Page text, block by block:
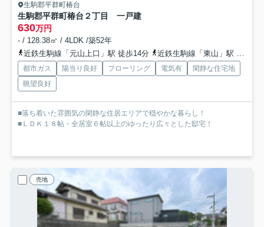
生駒郡平群町椿台
生駒郡平群町椿台２丁目 一戸建
630万円
- / 128.38㎡ / 4LDK /築52年
近鉄生駒線「元山上口」駅 徒歩14分
近鉄生駒線「東山」駅 徒歩28分
都市ガス 陽当り良好 フローリング 電気有
閑静な住宅地
眺望良好
■落ち着いた雰囲気の閑静な住居エリアで穏やかな暮らし！
■ＬＤＫ１８帖・全居室６帖以上のゆったり広々とした邸宅！
売地